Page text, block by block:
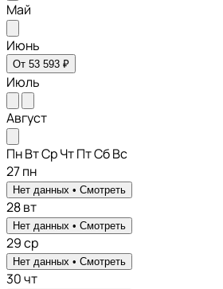
Май
Июнь
От 53 593 ₽
Июль
Август
ПнВтСрЧтПтСбВс
27пн
Нет данных • Смотреть
28вт
Нет данных • Смотреть
29ср
Нет данных • Смотреть
30чт